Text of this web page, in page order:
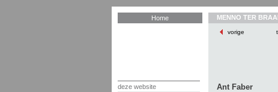
Home
deze website
MENNO TER
vorige
Ant Faber